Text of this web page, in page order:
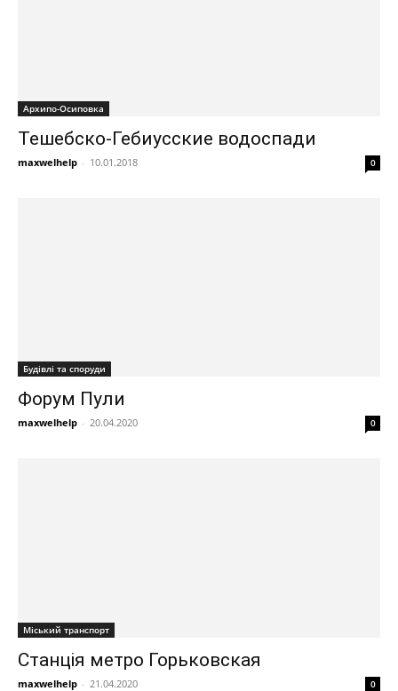
Архипо-Осиповка
Тешебско-Гебиусские водоспади
maxwelhelp - 10.01.2018 0
Будівлі та споруди
Форум Пули
maxwelhelp - 20.04.2020 0
Міський транспорт
Станція метро Горьковская
maxwelhelp - 21.04.2020 0